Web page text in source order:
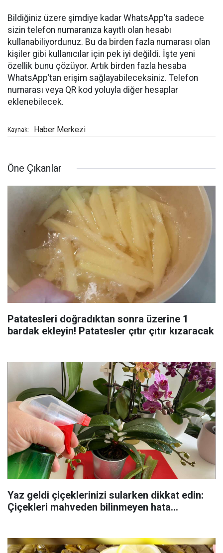
Bildiğiniz üzere şimdiye kadar WhatsApp’ta sadece
sizin telefon numaranıza kayıtlı olan hesabı
kullanabiliyordunuz. Bu da birden fazla numarası olan
kişiler gibi kullanıcılar için pek iyi değildi. İşte yeni
özellik bunu çözüyor. Artık birden fazla hesaba
WhatsApp’tan erişim sağlayabileceksiniz. Telefon
numarası veya QR kod yoluyla diğer hesaplar
eklenebilecek.
Kaynak: Haber Merkezi
Öne Çıkanlar
Patatesleri doğradıktan sonra üzerine 1
bardak ekleyin! Patatesler çıtır çıtır kızaracak
Yaz geldi çiçeklerinizi sularken dikkat edin:
Çiçekleri mahveden bilinmeyen hata...